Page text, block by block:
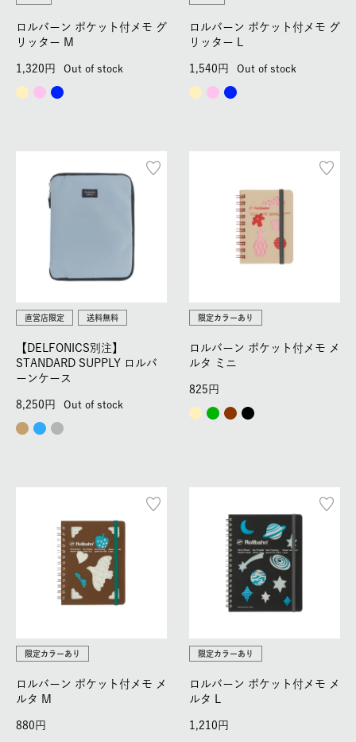
ロルバーン ポケット付メモ グ
リッター M
1,320 Out of stock
ロルバーン ポケット付メモ グ
リッター L
1,540 Out of stock
直営店限定 送料無料
【DELFONICS別注】
STANDARD SUPPLY ロルバ
ーンケース
8,250 Out of stock
限定カラーあり
ロルバーン ポケット付メモ メ
ルタ ミニ
825
限定カラーあり
ロルバーン ポケット付メモ メ
ルタ M
880
限定カラーあり
ロルバーン ポケット付メモ メ
ルタ L
1,210